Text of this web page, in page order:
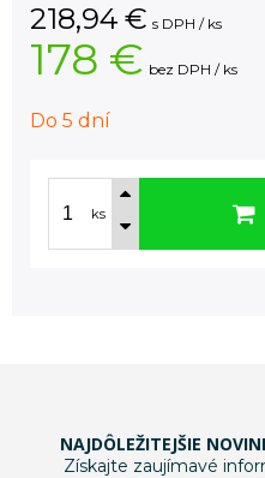
218,94 € s DPH / ks
178 € bez DPH / ks
Do 5 dní
ks
NAJDÔLEŽITEJŠIE
Získajte zaujímavé